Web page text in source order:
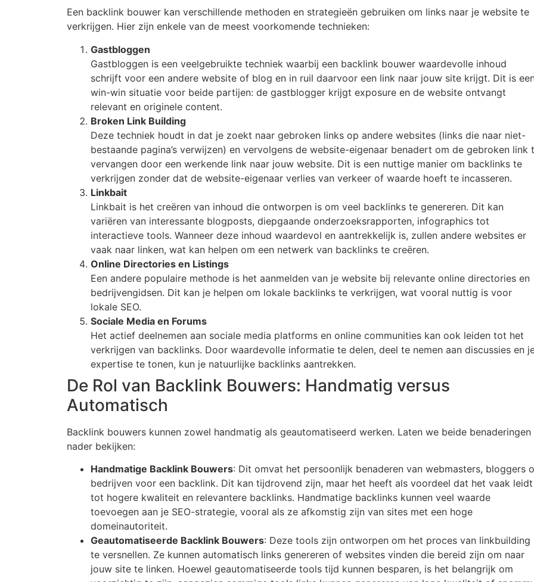
Een backlink bouwer kan verschillende methoden en strategieën gebruiken om links naar je website te
verkrijgen. Hier zijn enkele van de meest voorkomende technieken:
Gastbloggen
Gastbloggen is een veelgebruikte techniek waarbij een backlink bouwer waardevolle inhoud
schrijft voor een andere website of blog en in ruil daarvoor een link naar jouw site krijgt. Dit is
win-win situatie voor beide partijen: de gastblogger krijgt exposure en de website ontvangt
relevant en originele content.
Broken Link Building
Deze techniek houdt in dat je zoekt naar gebroken links op andere websites (links die naar niet-
bestaande pagina’s verwijzen) en vervolgens de website-eigenaar benadert om de gebroken link
vervangen door een werkende link naar jouw website. Dit is een nuttige manier om backlinks te
verkrijgen zonder dat de website-eigenaar verlies van verkeer of waarde hoeft te incasseren.
Linkbait
Linkbait is het creëren van inhoud die ontworpen is om veel backlinks te genereren. Dit kan
variëren van interessante blogposts, diepgaande onderzoeksrapporten, infographics tot
interactieve tools. Wanneer deze inhoud waardevol en aantrekkelijk is, zullen andere websites er
vaak naar linken, wat kan helpen om een netwerk van backlinks te creëren.
Online Directories en Listings
Een andere populaire methode is het aanmelden van je website bij relevante online directories en
bedrijvengidsen. Dit kan je helpen om lokale backlinks te verkrijgen, wat vooral nuttig is voor
lokale SEO.
Sociale Media en Forums
Het actief deelnemen aan sociale media platforms en online communities kan ook leiden tot het
verkrijgen van backlinks. Door waardevolle informatie te delen, deel te nemen aan discussies en
expertise te tonen, kun je natuurlijke backlinks aantrekken.
De Rol van Backlink Bouwers: Handmatig versus
Automatisch
Backlink bouwers kunnen zowel handmatig als geautomatiseerd werken. Laten we beide benaderingen
nader bekijken:
Handmatige Backlink Bouwers: Dit omvat het persoonlijk benaderen van webmasters, bloggers
bedrijven voor een backlink. Dit kan tijdrovend zijn, maar het heeft als voordeel dat het vaak leidt
tot hogere kwaliteit en relevantere backlinks. Handmatige backlinks kunnen veel waarde
toevoegen aan je SEO-strategie, vooral als ze afkomstig zijn van sites met een hoge
domeinautoriteit.
Geautomatiseerde Backlink Bouwers: Deze tools zijn ontworpen om het proces van linkbuilding
te versnellen. Ze kunnen automatisch links genereren of websites vinden die bereid zijn om naar
jouw site te linken. Hoewel geautomatiseerde tools tijd kunnen besparen, is het belangrijk om